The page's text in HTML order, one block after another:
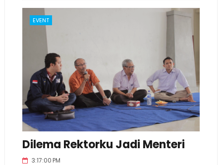
EVENT
Dilema Rektorku Jadi Menteri
3:17:00 PM